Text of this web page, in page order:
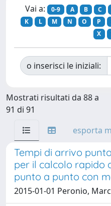
Vai a: 0-9 A B C
K
L M N O P
X
o inserisci le iniziali:
Mostrati risultati da 88 a
91 di 91
esporta
Tempi di arrivo
per il calcolo rapido
punto a punto con
2015-01-01 Peronio,